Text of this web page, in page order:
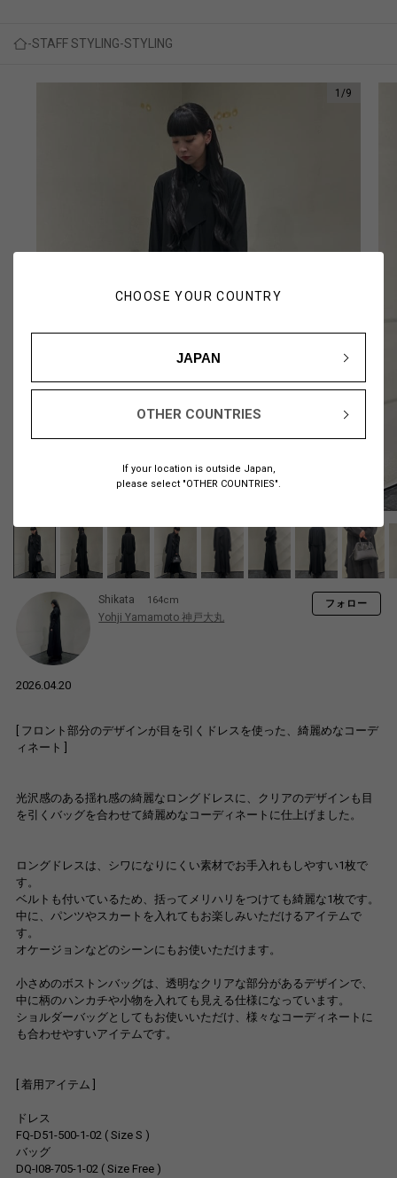
CHOOSE YOUR COUNTRY
JAPAN
OTHER COUNTRIES
If your location is outside Japan,
please select "OTHER COUNTRIES".
STAFF STYLING STYLING
1 /9
Shikata 164cm
Yohji Yamamoto 神戸大丸
フォロー
2026.04.20
[ フロント部分のデザインが目を引くドレスを使った、綺麗めなコーデ
ィネート ]
光沢感のある揺れ感の綺麗なロングドレスに、クリアのデザインも目
を引くバッグを合わせて綺麗めなコーディネートに仕上げました。
ロングドレスは、シワになりにくい素材でお手入れもしやすい1枚で
す。
ベルトも付いているため、括ってメリハリをつけても綺麗な1枚です。
中に、パンツやスカートを入れてもお楽しみいただけるアイテムで
す。
オケージョンなどのシーンにもお使いただけます。
小さめのボストンバッグは、透明なクリアな部分があるデザインで、
中に柄のハンカチや小物を入れても見える仕様になっています。
ショルダーバッグとしてもお使いいただけ、様々なコーディネートに
も合わせやすいアイテムです。
[ 着用アイテム ]
ドレス
FQ-D51-500-1-02 ( Size S )
バッグ
DQ-I08-705-1-02 ( Size Free )